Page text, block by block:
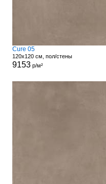
Cure 05
120x120 см, пол/стены
9153р/м²